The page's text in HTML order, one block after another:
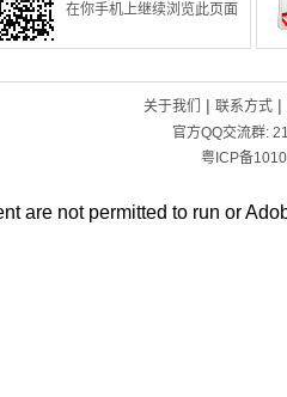
在你手机上继续浏览此页面
关于我们 | 联系方式|
官方QQ交流群:
粤ICP备
are not permitted to run or